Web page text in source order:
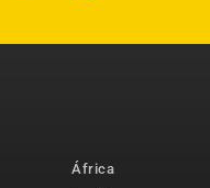
África